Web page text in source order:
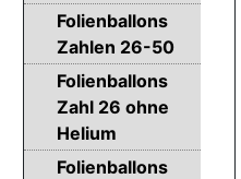
Folienballons
Zahlen 26-50
Folienballons
Zahl 26 ohne
Helium
Folienballons